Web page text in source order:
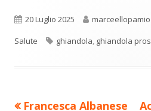
una
nuova
una
nuova
una
nuova
una
Pubblicato
20 Luglio 2025 Autore
marceellopamio
Salute
Tag
ghiandola, ghiandola
Precedente
Francesca Albanese